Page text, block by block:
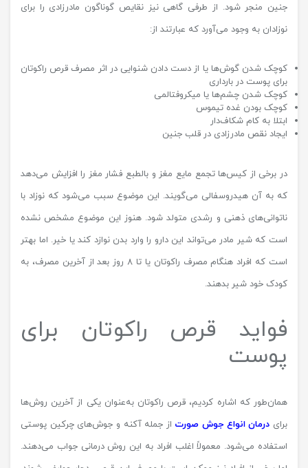
جنین منجر شود. از طرفی گاهی نیز نقایص گوناگون مادرزادی را برای
نوزادان به وجود می‌آورد که عبارتند از:
کوچک شدن گوش‌ها یا از دست دادن شنوایی در اثر مصرف قرص راکوتان
برای پوست در بارداری
کوچک شدن چشم‌ها یا میکروفتالمی
کوچک بودن غده تیموس
ابتلا به کام شکاف‌دار
ایجاد نقص مادرزادی در قلب جنین
در برخی از کیس‌ها تجمع مایع مغز و بالطبع فشار مغز را افزایش می‌دهد
که به آن هیدروسفالی می‌گویند. این موضوع سبب می‌شود که نوزاد با
ناتوانی‌های ذهنی و رشدی متولد شود. هنوز این موضوع مشخص نشده
است که شیر مادر می‌تواند این دارو را وارد بدن نوازد کند یا خیر. اما بهتر
است که افراد هنگام مصرف راکوتان یا تا 8 روز بعد از آخرین مصرف، به
کودک خود شیر بدهند.
فواید قرص راکوتان برای
پوست
همان‌طور که اشاره کردیم، قرص راکوتان به‌عنوان یکی از آخرین روش‌ها
برای درمان انواع جوش صورت از جمله آکنه و جوش‌های چرکین پوستی
استفاده می‌شود. معمولاً اغلب افراد به این روش درمانی جواب می‌دهند.